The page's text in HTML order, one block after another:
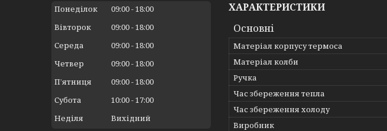
ХАРАКТЕРИСТИКИ
Основні
Матеріал корпусу термоса
Матеріал колби
Ручка
Час збереження тепла
Час збереження холоду
Виробник
Понеділок 09:00 18:00
Вівторок
09:00 18:00
Середа
09:00 18:00
Четвер
09:00 18:00
Пʼятниця
09:00 18:00
Субота
10:00 17:00
Неділя
Вихідний